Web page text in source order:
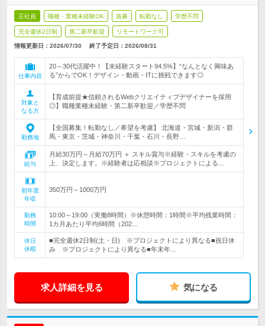
正社員 職種・業種未経験OK 急募 転勤なし 学歴不問
完全週休2日制 第二新卒歓迎 リモートワーク可
情報更新日：2026/07/30 終了予定日： 2026/08/31
仕事内容
20～30代活躍中！【未経験スタート94.5%】“なんとなく興味あ
る”からでOK！デザイン・動画・ITに挑戦できます◎
対象と
なる方
【育成前提★信頼されるWebクリエイティブデザイナーを採用
◎】職種業種未経験・第二新卒歓迎／学歴不問
勤務地
【全国募集！転勤なし／希望を考慮】 北海道・宮城・新潟・群
馬・東京・茨城・神奈川・千葉・石川・長野…
給与
月給30万円～月給70万円 ＋ スキル賞与※経験・スキルを考慮の
上、決定します。※経験者は応相談※プロジェクトによる…
初年度
年収
350万円～1000万円
勤務
時間
10:00～19:00（実働8時間）※休憩時間：1時間※平均残業時間：
1カ月あたり平均6時間（202…
休日
休暇
■完全週休2日制(土・日) ※プロジェクトにより異なる■祝日休
み ※プロジェクトにより異なる■年末年…
求人詳細を見る 気になる